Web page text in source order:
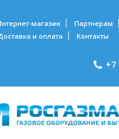
магазин Партнерам
и оплата
Контакты
+7